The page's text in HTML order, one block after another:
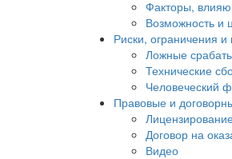
Факторы,
Возможность и
Риски, ограничения и
Ложные
Технические
Человеческий
Правовые и
Договор на
Видео